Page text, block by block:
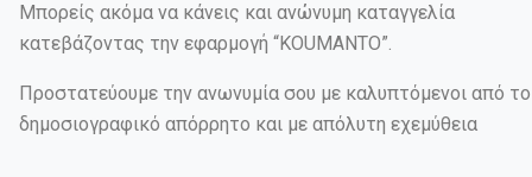
Μπορείς ακόμα να κάνεις και ανώνυμη καταγγελία
κατεβάζοντας την εφαρμογή “KOUMANTO”.
Προστατεύουμε την ανωνυμία σου με καλυπτόμενοι από το
δημοσιογραφικό απόρρητο και με απόλυτη εχεμύθεια